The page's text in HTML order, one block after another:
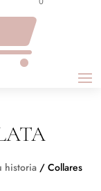
historia/ Collares